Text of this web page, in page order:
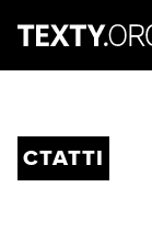
СТАТТІ